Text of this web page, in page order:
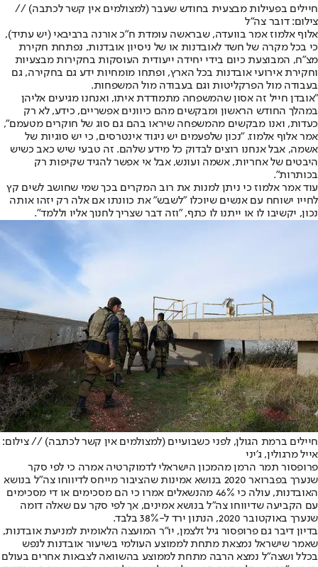
חיילים בפעילות מבצעית בחודש שעבר (למצולמים אין קשר לכתבה) //
צילום: דובר צה"ל
אלוף אלמוז אמר בוועדה, שבראשה עומדת ח"כ אורנה ברביבאי (יש עתיד),
כי בכל מקרה של חשד לאובדנות או של ניסיון אובדנות, נפתחת חקירת
מצ"ח, המבוצעת כיום בידי יחידה ייעודית העוסקות בחקירות מבצעיות
וחקירת אירועי אובדנות בכל הארץ, ופתחו מומחיות ידע גם בחקירה, גם
בעבודה מול הפרקליטות וגם בעבודה מול המשפחות.
"אובדן חייל זה אסון שהמשפחה מתמודדת איתו, ואנחנו מגיעים אליהן
במהלך החודש הראשון ומבקשים מהם כיוונים אפשריים, כידע, לא רק
כעדות, ואנו מבקשים מהמשפחה שיראו בהם גם סוג של חוקרים מטעמם",
אמר אלוף אלמוז. "נכון שלפעמים יש ניגוד אינטרסים, כי יש סוגיות של
אשמה, אבל אנחנו רוצים לבדוק כל מידע שלהם. זה טבעי שיש כאב כשיש
היבטים של אחריות, אשמה ועונש, אבל אי אפשר להגיד שקיפות רק
בכותרות".
עוד אמר אלמוז כי ניתן למנות את רוב המקרים בכך שמי שחושב לשים קץ
לחייו ישוחח עם אנשים שיוכלו "לשבש" את כוונתו אם אלה רק יזהו אותה
נכון, יקשיבו לו או ייתנו לו כתף, "וזה דבר שצריך לחנוך אליו וללמד".
חיילים ברמת הגולן, לפני כשבועיים (למצולמים אין קשר לכתבה) // צילום:
אייל מרגולין, ג'יני
פרופסור תמר הרמן מהמכון הישראלי לדמוקרטיה אמרה כי לפי סקר
שנערך בפברואר 2020 בנושא אמינות שהציבור מייחס לדיווחו צה"ל בנושא
האובדנות, עולה כי 46% מהנשאלים אמרו כי הם מסכימים או די מסכימים
עם הקביעה שדיווחו צה"ל בנושא אמינים, אך לפי סקר עם שאלה דומה
שנערך באוקטובר 2020, הנתון ירד ל-38% בלבד.
בדיון דיבר גם פרופסור גיל זלצמן, יו"ר המועצה הלאומית למניעת אובדנות,
שאמר שישראל נמצאת מתחת לממוצע העולמי בשיעור אובדנות לנפש
בכלל ושצה"ל נמצא הרבה מתחת לממוצע בהשוואה לצבאות אחרים בעולם